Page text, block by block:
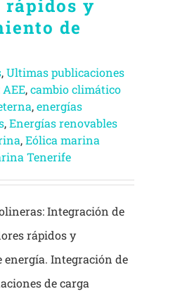
rápidos y
de
,Ultimas publicaciones
AEE,cambio climático
,energías
,Energías renovables
,Eólica marina
Tenerife
Integración de
rápidos y
Integración de
de carga